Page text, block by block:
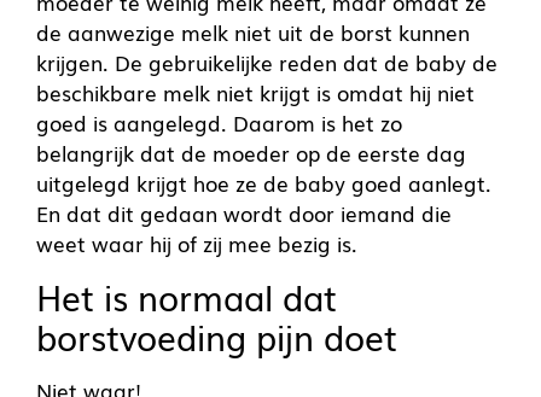
de aanwezige melk niet uit de borst kunnen
krijgen. De gebruikelijke reden dat de baby de
beschikbare melk niet krijgt is omdat hij niet
goed is aangelegd. Daarom is het zo
belangrijk dat de moeder op de eerste dag
uitgelegd krijgt hoe ze de baby goed aanlegt.
En dat dit gedaan wordt door iemand die
weet waar hij of zij mee bezig is.
Het is normaal dat
borstvoeding pijn doet
Niet waar!